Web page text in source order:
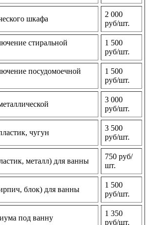
шкафа
2 000
руб/шт.
стиральной
1 500
руб/шт.
посудомоечной
1 500
руб/шт.
3 000
руб/шт.
чугун
3 500
руб/шт.
металл) для ванны
750 руб/
шт.
блок) для ванны
1 500
руб/шт.
под ванну
1 350
руб/шт.